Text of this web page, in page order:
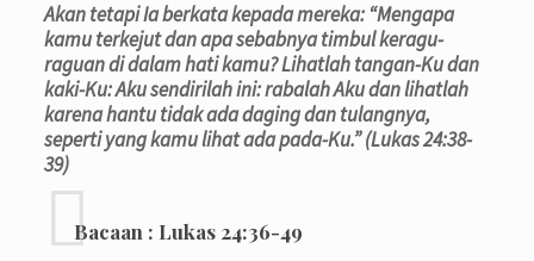
Akan tetapi Ia berkata kepada mereka: “Mengapa
kamu terkejut dan apa sebabnya timbul keragu-
raguan di dalam hati kamu? Lihatlah tangan-Ku dan
kaki-Ku: Aku sendirilah ini: rabalah Aku dan lihatlah
karena hantu tidak ada daging dan tulangnya,
seperti yang kamu lihat ada pada-Ku.” (Lukas 24:38-
39)
Bacaan : Lukas 24:36-49